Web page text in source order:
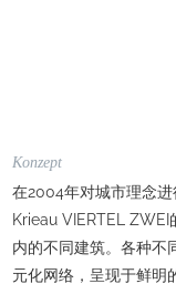
Konzept
在2004年对城市理念
Krieau VIERTEL ZWEI
内的不同建筑。各种不
元化网络，呈现于鲜明